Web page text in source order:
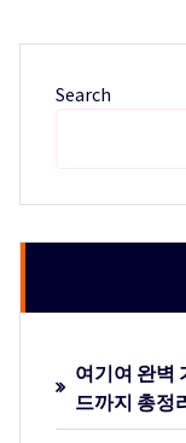
Search
여기여 완벽
드까지 총정